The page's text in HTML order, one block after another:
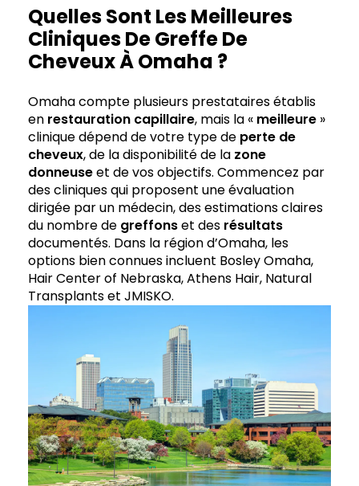
Quelles Sont Les Meilleures
Cliniques De Greffe De
Cheveux À Omaha ?
Omaha compte plusieurs prestataires établis
en restauration capillaire, mais la « meilleure »
clinique dépend de votre type de perte de
cheveux, de la disponibilité de la zone
donneuseet de vos objectifs. Commencez par
des cliniques qui proposent une évaluation
dirigée par un médecin, des estimations claires
du nombre de greffonset des résultats
documentés. Dans la région d’Omaha, les
options bien connues incluent Bosley Omaha,
Hair Center of Nebraska, Athens Hair, Natural
Transplants et JMISKO.